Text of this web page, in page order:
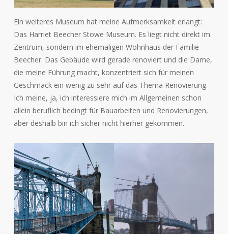
Ein weiteres Museum hat meine Aufmerksamkeit erlangt:
Das Harriet Beecher Stowe Museum. Es liegt nicht direkt im
Zentrum, sondern im ehemaligen Wohnhaus der Familie
Beecher. Das Gebäude wird gerade renoviert und die Dame,
die meine Führung macht, konzentriert sich für meinen
Geschmack ein wenig zu sehr auf das Thema Renovierung.
Ich meine, ja, ich interessiere mich im Allgemeinen schon
allein beruflich bedingt für Bauarbeiten und Renovierungen,
aber deshalb bin ich sicher nicht hierher gekommen.